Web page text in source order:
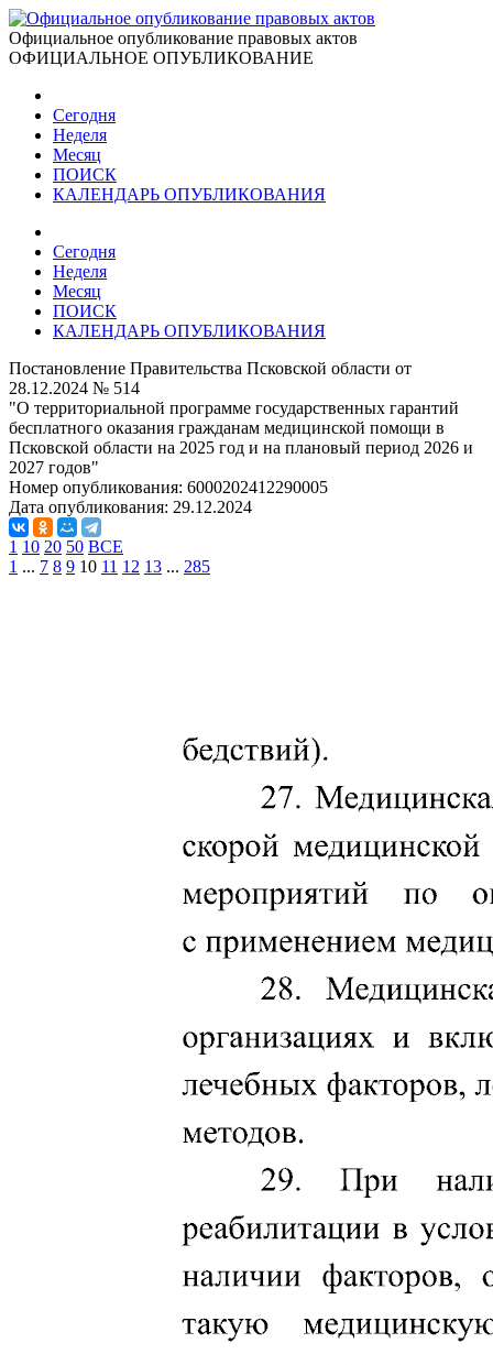
Официальное опубликование правовых актов
ОФИЦИАЛЬНОЕ ОПУБЛИКОВАНИЕ
Сегодня
Неделя
Месяц
ПОИСК
КАЛЕНДАРЬ ОПУБЛИКОВАНИЯ
Сегодня
Неделя
Месяц
ПОИСК
КАЛЕНДАРЬ ОПУБЛИКОВАНИЯ
Постановление Правительства Псковской области от
28.12.2024 № 514
"О территориальной программе государственных гарантий
бесплатного оказания гражданам медицинской помощи в
Псковской области на 2025 год и на плановый период 2026 и
2027 годов"
Номер опубликования: 6000202412290005
Дата опубликования: 29.12.2024
1 10 20 50 ВСЕ
1 ... 7 8 9 10 11 12 13 ... 285